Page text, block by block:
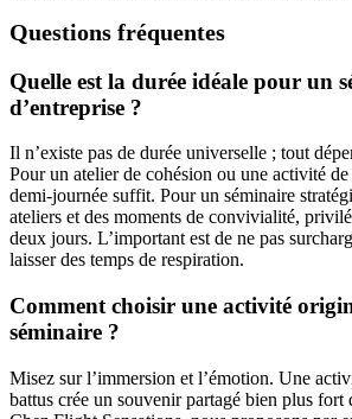
Questions fréquentes
Quelle est la durée idéale pour un
d’entreprise ?
Il n’existe pas de durée universelle ; tout
Pour un atelier de cohésion ou une activité
demi-journée suffit. Pour un séminaire
ateliers et des moments de convivialité,
deux jours. L’important est de ne pas
laisser des temps de respiration.
Comment choisir une activité
séminaire ?
Misez sur l’immersion et l’émotion. Une
battus crée un souvenir partagé bien plus fort